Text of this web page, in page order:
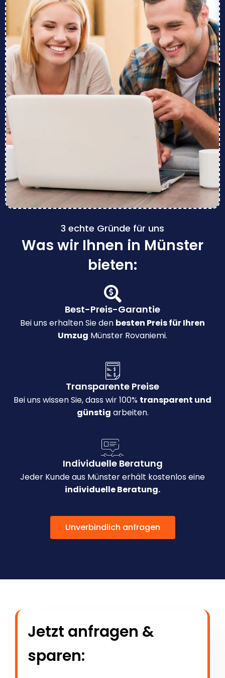
3 echte Gründe für uns
Was wir Ihnen in Münster
bieten:
Best-Preis-Garantie
Bei uns erhalten Sie den besten Preis für Ihren
Umzug Münster Rovaniemi.
Transparente Preise
Bei uns wissen Sie, dass wir 100% transparent und
günstig arbeiten.
Individuelle Beratung
Jeder Kunde aus Münster erhält kostenlos eine
individuelle Beratung.
Unverbindlich anfragen
Jetzt anfragen &
sparen: